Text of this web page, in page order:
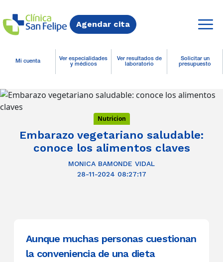
Agendar cita
Mi cuenta
Ver especialidades
y médicos
Ver resultados de
laboratorio
Solicitar un
presupuesto
Nutricion
Embarazo vegetariano saludable:
conoce los alimentos claves
MONICA BAMONDE VIDAL
28-11-2024 08:27:17
Aunque muchas personas cuestionan
la conveniencia de una dieta